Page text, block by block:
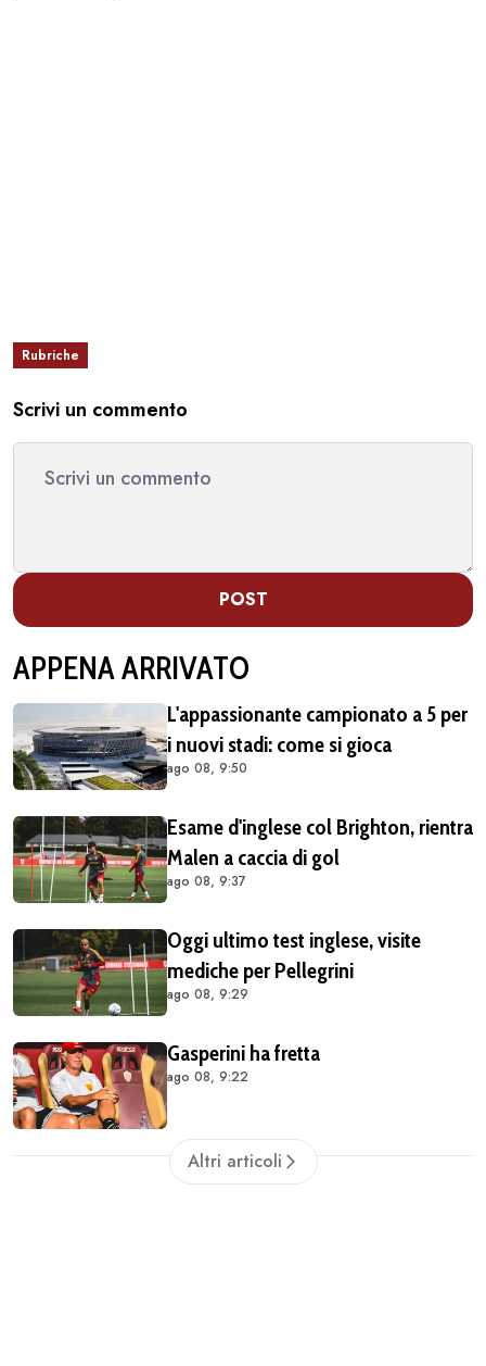
Rubriche
Scrivi un commento
POST
APPENA ARRIVATO
L'appassionante campionato a 5 per
i nuovi stadi: come si gioca
ago 08, 9:50
Esame d'inglese col Brighton, rientra
Malen a caccia di gol
ago 08, 9:37
Oggi ultimo test inglese, visite
mediche per Pellegrini
ago 08, 9:29
Gasperini ha fretta
ago 08, 9:22
Altri articoli